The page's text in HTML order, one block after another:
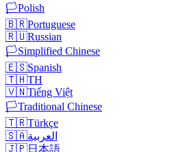
🏳️Polish
🇧🇷Portuguese
🇷🇺Russian
🏳️Simplified Chinese
🇪🇸Spanish
🇹🇭TH
🇻🇳Tiếng Việt
🏳️Traditional Chinese
🇹🇷Türkçe
🇸🇦العربية
🇯🇵日本語